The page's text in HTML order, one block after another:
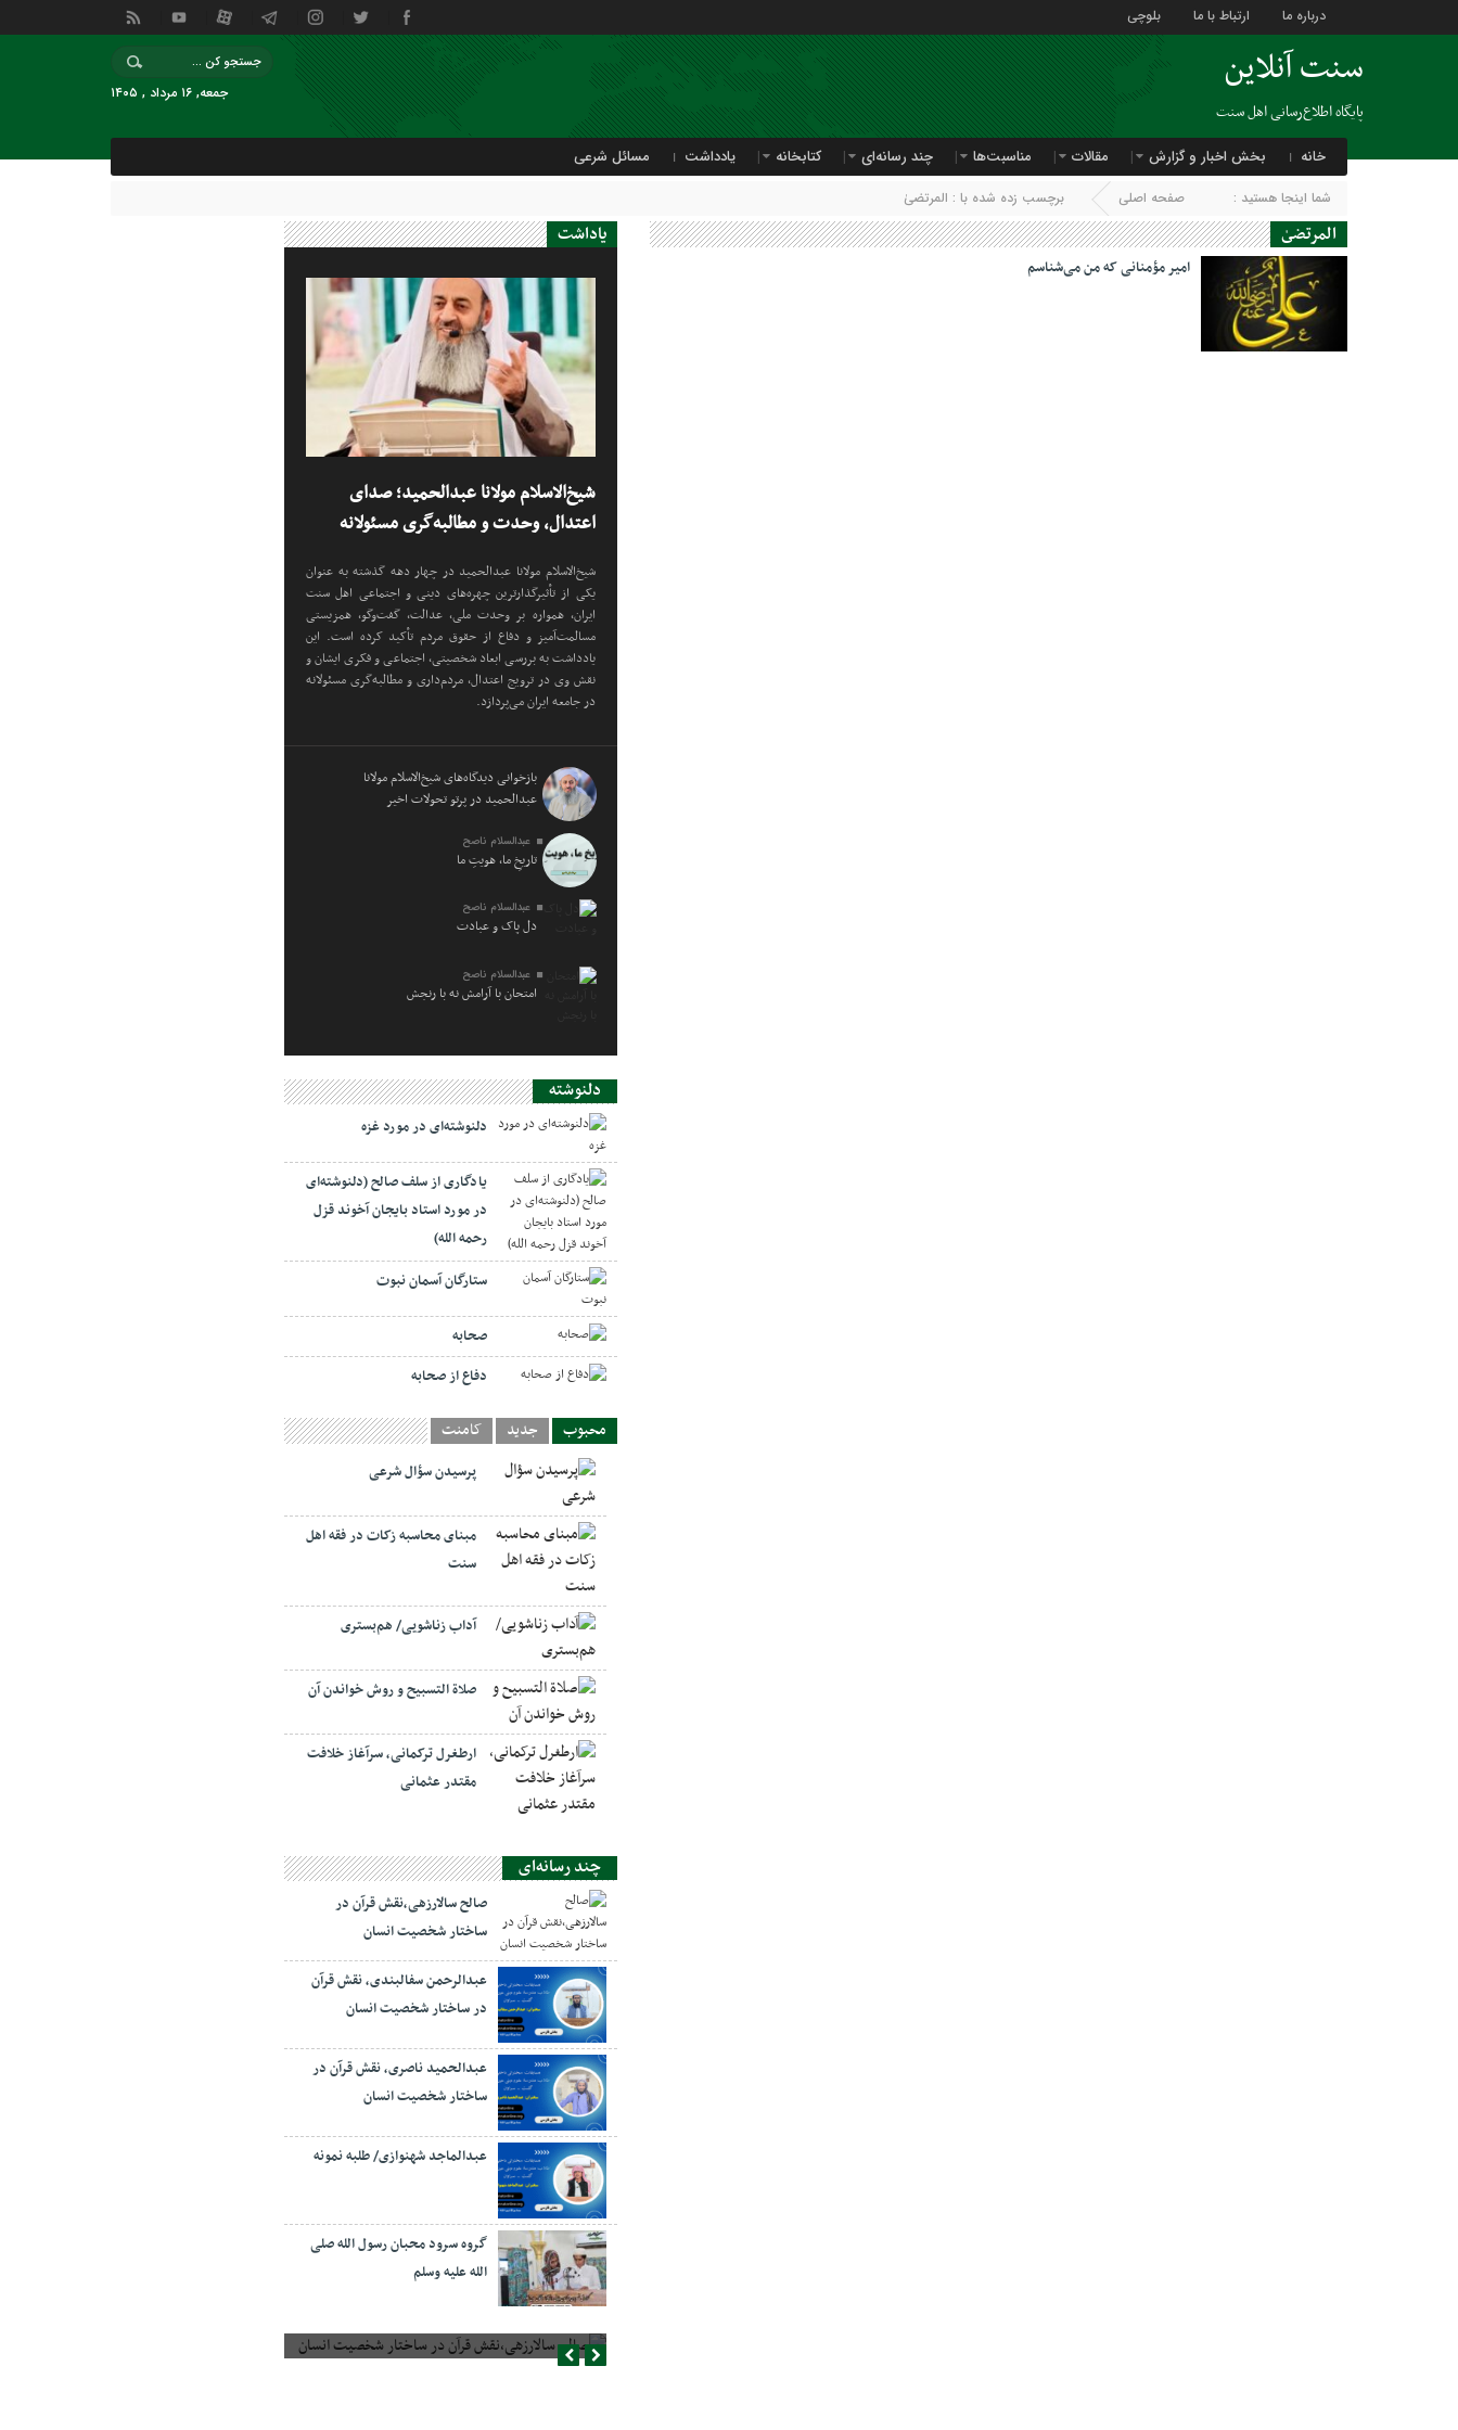
درباره ما ارتباط با ما بلوچی
سنت آنلاین
پایگاه اطلاع‌رسانی اهل سنت
جمعه, ۱۶ مرداد , ۱۴۰۵
خانه بخش اخبار و گزارش مقالات مناسبت‌ها چند رسانه‌ای کتابخانه یادداشت مسائل شرعی
شما اینجا هستید : صفحه اصلی برچسب زده شده با : المرتضىٰ
المرتضىٰ
امیر مؤمنانی که من می‌شناسم
یاداشت
شیخ‌الاسلام مولانا عبدالحمید؛ صدای
اعتدال، وحدت و مطالبه‌گری مسئولانه
شیخ‌الاسلام مولانا عبدالحمید در چهار دهه گذشته به عنوان
یکی از تأثیرگذارترین چهره‌های دینی و اجتماعی اهل سنت
ایران، همواره بر وحدت ملی، عدالت، گفت‌وگو، همزیستی
مسالمت‌آمیز و دفاع از حقوق مردم تأکید کرده است. این
یادداشت به بررسی ابعاد شخصیتی، اجتماعی و فکری ایشان و
نقش وی در ترویج اعتدال، مردم‌داری و مطالبه‌گری مسئولانه
در جامعه ایران می‌پردازد.
بازخوانی دیدگاه‌های شیخ‌الاسلام مولانا
عبدالحمید در پرتو تحولات اخیر
عبدالسلام ناصح
تاریخِ ما، هویتِ ما
عبدالسلام ناصح
دل پاک و عبادت
عبدالسلام ناصح
امتحان با آرامش نه با رنجش
دلنوشته
دلنوشته‌ای در مورد غزه
یادگاری از سلف صالح (دلنوشته‌ای
در مورد استاد بایجان آخوند قزل
رحمه الله)
ستارگان آسمان نبوت
صحابه
دفاع از صحابه
محبوب جدید کامنت
پرسیدن سؤال شرعی
مبنای محاسبه زکات در فقه اهل
سنت
آداب زناشویی/ هم‌بستری
صلاة التسبيح و روش خواندن آن
ارطغرل ترکمانی، سرآغاز خلافت
مقتدر عثمانی
چند رسانه‌ای
صالح سالارزهی،‌نقش قرآن در
ساختار شخصیت انسان
عبدالرحمن سفالبندی، نقش قرآن
در ساختار شخصیت انسان
عبدالحمید ناصری، نقش قرآن در
ساختار شخصیت انسان
عبدالماجد شهنوازی/ طلبه نمونه
گروه سرود محبان رسول الله صلی
الله علیه وسلم
صالح سالارزهی،‌نقش قرآن در ساختار شخصیت انسان